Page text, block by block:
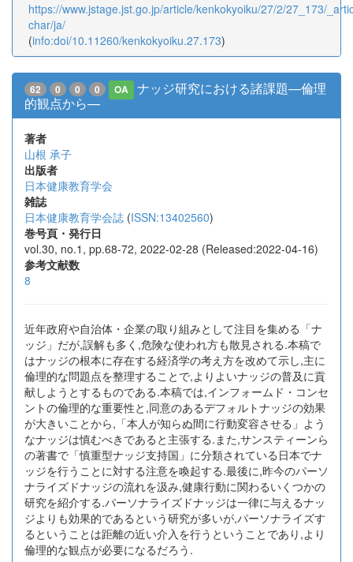
https://www.jstage.jst.go.jp/article/kenkokyoiku/27/2/27_173/
char/ja/
(info:doi/10.11260/kenkokyoiku.27.173)
62 0 0 0 OA
ナッジ研究における諸課題—倫理
的観点から—
著者
山根 承子
出版者
日本健康教育学会
雑誌
日本健康教育学会誌 (ISSN:13402560)
巻号頁・発行日
vol.30, no.1, pp.68-72, 2022-02-28 (Released:2022-04-16)
参考文献数
8
近年政府や自治体・企業の取り組みとして注目を集める「ナ
ッジ」だが,誤解も多く,危険な使われ方も散見される.本稿で
はナッジの根本に存在する経済学の考え方を改めて示し,主に
倫理的な問題点を整理することで,よりよいナッジの普及に貢
献しようとするものである.本稿では,インフォームド・コンセ
ントの倫理的な重要性と,同意のあるデフォルトナッジの効果
が大きいことから,「本人が知らぬ間に行動変容させる」よう
なナッジは慎むべきであると主張する.また,サンスティーンら
の著書で「慎重型ナッジ支持国」に分類されている日本でナ
ッジを行うことに対する注意を喚起する.最後に,昨今のパーソ
ナライズドナッジの流れを汲み,健康行動に関わるいくつかの
研究を紹介する.パーソナライズドナッジは一律に与えるナッ
ジよりも効果的であるという研究が多いが,パーソナライズす
るということは距離の近い介入を行うということであり,より
倫理的な観点が必要になるだろう.